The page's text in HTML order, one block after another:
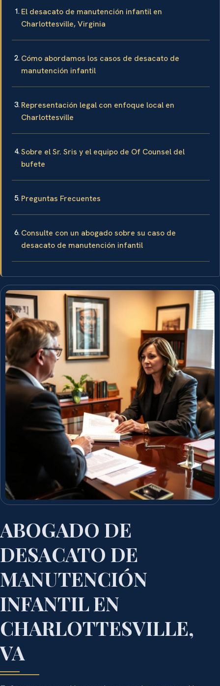
El desacato de manutención infantil en
Charlottesville, Virginia
Cómo abordamos los casos de desacato de
manutención infantil
Representación legal con enfoque local en
Charlottesville
Sobre el Sr. Sris y el equipo de Of Counsel del
bufete
Preguntas Frecuentes
Consulte con un abogado sobre su caso de
desacato de manutención infantil
ABOGADO DE
DESACATO DE
MANUTENCIÓN
INFANTIL EN
CHARLOTTESVILLE,
VA